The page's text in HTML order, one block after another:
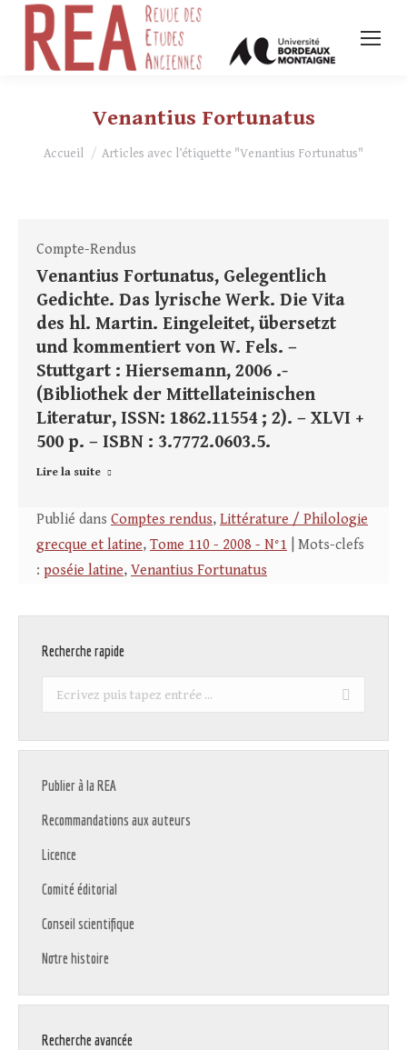
Venantius Fortunatus
Vous êtes ici :
Accueil Articles avec l’étiquette "Venantius Fortunatus"
Compte-Rendus
Venantius Fortunatus, Gelegentlich
Gedichte. Das lyrische Werk. Die Vita
des hl. Martin. Eingeleitet, übersetzt
und kommentiert von W. Fels. –
Stuttgart : Hiersemann, 2006 .-
(Bibliothek der Mittellateinischen
Literatur, ISSN: 1862.11554 ; 2). – XLVI +
500 p. – ISBN : 3.7772.0603.5.
Lire la suite
Publié dans Comptes rendus, Littérature / Philologie
grecque et latine, Tome 110 - 2008 - N°1 | Mots-clefs
: poséie latine, Venantius Fortunatus
Recherche rapide
Recherche
Publier à la REA
Recommandations aux auteurs
Licence
Comité éditorial
Conseil scientifique
Notre histoire
Recherche avancée